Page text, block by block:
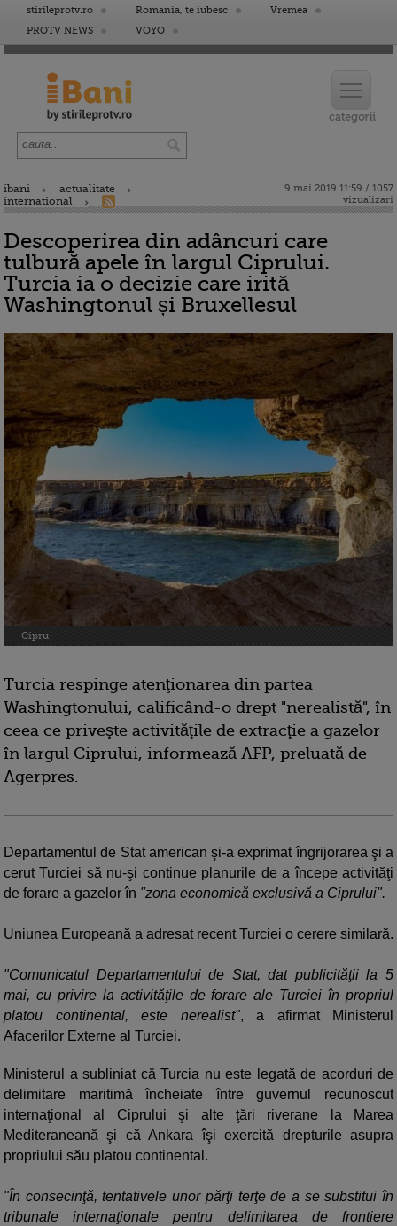
stirileprotv.ro Romania, te iubesc
Vremea
PROTV NEWS
VOYO
ibani
actualitate
international
9 mai 2019 11:59 / 1057
vizualizari
Descoperirea din adâncuri care
tulbură apele în largul Ciprului.
Turcia ia o decizie care irită
Washingtonul și Bruxellesul
Cipru
Turcia respinge atenţionarea din partea
Washingtonului, calificând-o drept "nerealistă", în
ceea ce priveşte activităţile de extracţie a gazelor
în largul Ciprului, informează AFP, preluată de
Agerpres.
Departamentul de Stat american şi-a exprimat îngrijorarea şi a
cerut Turciei să nu-şi continue planurile de a începe activităţi
de forare a gazelor în "zona economică exclusivă a Ciprului".
Uniunea Europeană a adresat recent Turciei o cerere similară.
"Comunicatul Departamentului de Stat, dat publicităţii la 5
mai, cu privire la activităţile de forare ale Turciei în propriul
platou continental, este nerealist", a afirmat Ministerul
Afacerilor Externe al Turciei.
Ministerul a subliniat că Turcia nu este legată de acorduri de
delimitare maritimă încheiate între guvernul recunoscut
internaţional al Ciprului şi alte ţări riverane la Marea
Mediteraneană şi că Ankara îşi exercită drepturile asupra
propriului său platou continental.
"În consecinţă, tentativele unor părţi terţe de a se substitui în
tribunale internaţionale pentru delimitarea de frontiere